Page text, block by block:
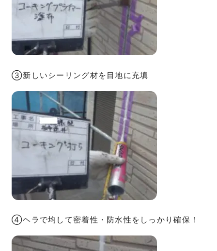
③新しいシーリング材を目地に充填
④ヘラで均して密着性・防水性をしっかり確保！